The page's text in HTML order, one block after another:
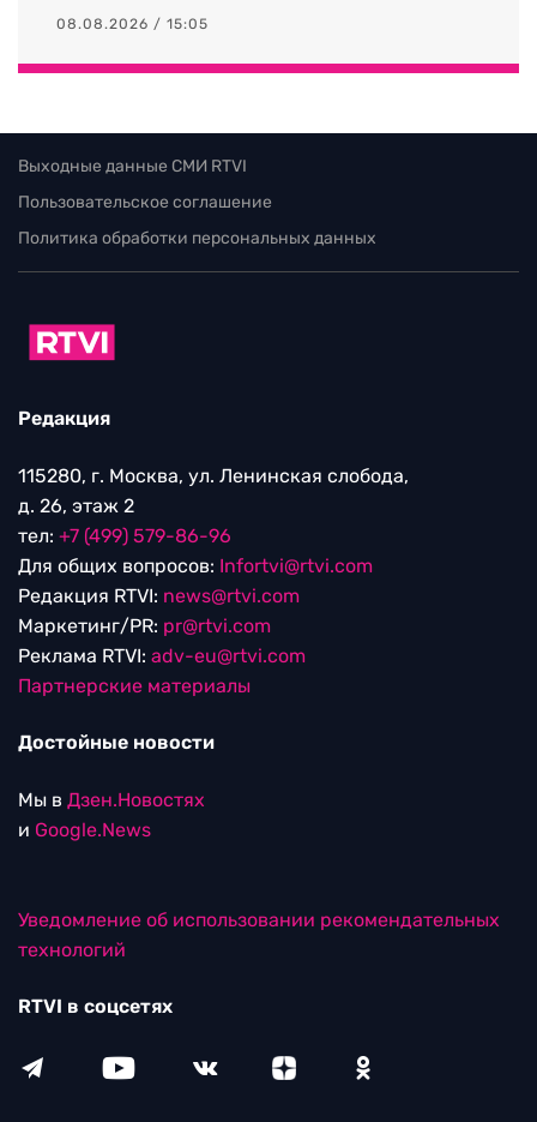
08.08.2026 / 15:05
Выходные данные СМИ RTVI
Пользовательское соглашение
Политика обработки персональных данных
Редакция
115280, г. Москва, ул. Ленинская слобода,
д. 26, этаж 2
тел: +7 (499) 579-86-96
Для общих вопросов: Infortvi@rtvi.com
Редакция RTVI: news@rtvi.com
Маркетинг/PR: pr@rtvi.com
Реклама RTVI: adv-eu@rtvi.com
Партнерские материалы
Достойные новости
Мы в Дзен.Новостях
и Google.News
Уведомление об использовании рекомендательных
технологий
RTVI в соцсетях